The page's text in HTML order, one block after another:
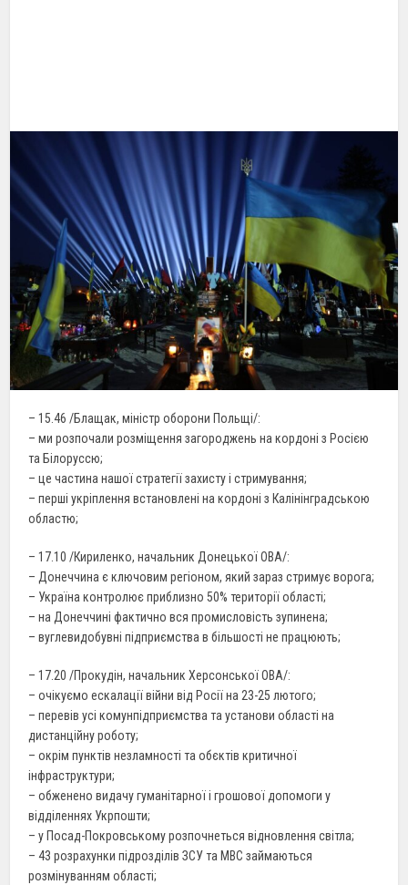
– 15.46 /Блащак, міністр оборони Польщі/:
– ми розпочали розміщення загороджень на кордоні з Росією
та Білоруссю;
– це частина нашої стратегії захисту і стримування;
– перші укріплення встановлені на кордоні з Калінінградською
областю;
– 17.10 /Кириленко, начальник Донецької ОВА/:
– Донеччина є ключовим регіоном, який зараз стримує ворога;
– Україна контролює приблизно 50% території області;
– на Донеччині фактично вся промисловість зупинена;
– вуглевидобувні підприємства в більшості не працюють;
– 17.20 /Прокудін, начальник Херсонської ОВА/:
– очікуємо ескалації війни від Росії на 23-25 лютого;
– перевів усі комунпідприємства та установи області на
дистанційну роботу;
– окрім пунктів незламності та обєктів критичної
інфраструктури;
– обженено видачу гуманітарної і грошової допомоги у
відділеннях Укрпошти;
– у Посад-Покровському розпочнеться відновлення світла;
– 43 розрахунки підрозділів ЗСУ та МВС займаються
розмінуванням області;